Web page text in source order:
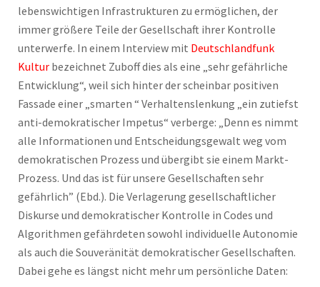
lebenswichtigen Infrastrukturen zu ermöglichen, der
immer größere Teile der Gesellschaft ihrer Kontrolle
unterwerfe. In einem Interview mit Deutschlandfunk
Kultur bezeichnet Zuboff dies als eine „sehr gefährliche
Entwicklung“, weil sich hinter der scheinbar positiven
Fassade einer „smarten “ Verhaltenslenkung „ein zutiefst
anti-demokratischer Impetus“ verberge: „Denn es nimmt
alle Informationen und Entscheidungsgewalt weg vom
demokratischen Prozess und übergibt sie einem Markt-
Prozess. Und das ist für unsere Gesellschaften sehr
gefährlich” (Ebd.). Die Verlagerung gesellschaftlicher
Diskurse und demokratischer Kontrolle in Codes und
Algorithmen gefährdeten sowohl individuelle Autonomie
als auch die Souveränität demokratischer Gesellschaften.
Dabei gehe es längst nicht mehr um persönliche Daten: